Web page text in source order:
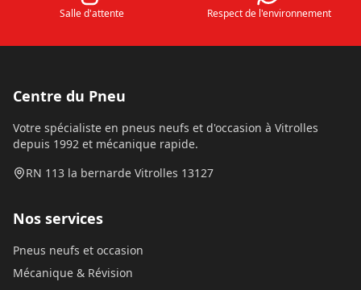
Salle d'attente Respect de l'environnement
Centre du Pneu
Votre spécialiste en pneus neufs et d'occasion à Vitrolles
depuis 1992 et mécanique rapide.
RN 113 la bernarde Vitrolles 13127
Nos services
Pneus neufs et occasion
Mécanique & Révision